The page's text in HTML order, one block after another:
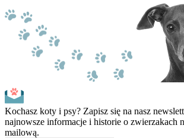
Kochasz koty i psy? Zapisz się na nasz
najnowsze informacje i historie o zwierzakach
mailową.